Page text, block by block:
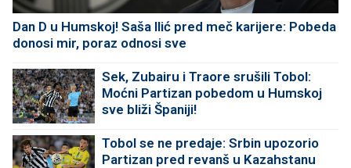
Dan D u Humskoj! Saša Ilić pred meč karijere: Pobeda
donosi mir, poraz odnosi sve
Sek, Zubairu i Traore srušili Tobol:
Moćni Partizan pobedom u Humskoj
sve bliži Španiji!
Tobol se ne predaje: Srbin upozorio
Partizan pred revanš u Kazahstanu